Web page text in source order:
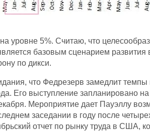
уровне 5%. Считаю, что
базовым сценарием
по дикси.
что Федрезерв замедлит
Его выступление запланировано
Мероприятие дает Пауэллу
заседании в году после
отчет по рынку труда в США,